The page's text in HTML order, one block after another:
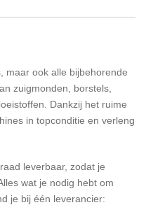
maar ook alle bijbehorende
zuigmonden, borstels,
Dankzij het ruime
in topconditie en verleng
leverbaar, zodat je
wat je nodig hebt om
je bij één leverancier: